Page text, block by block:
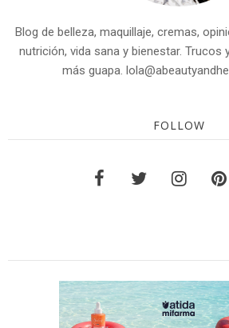
Blog de belleza, maquillaje, cremas,
nutrición, vida sana y bienestar. Trucos
más guapa.
FOLLOW